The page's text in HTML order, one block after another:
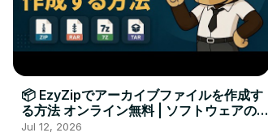
📦 EzyZipでアーカイブファイルを作成す
る方法 オンライン無料 | ソフトウェアのイ
ンストール不要
Jul 12, 2026